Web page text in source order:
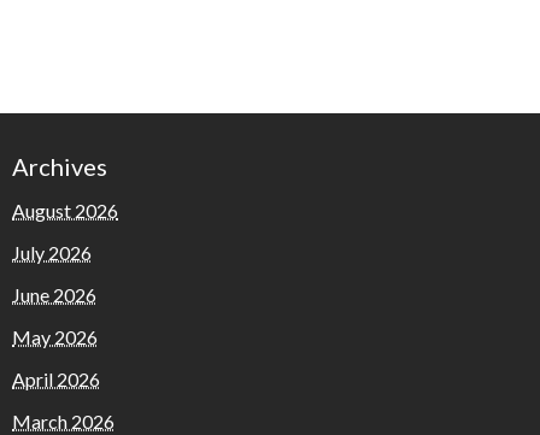
Archives
August 2026
July 2026
June 2026
May 2026
April 2026
March 2026